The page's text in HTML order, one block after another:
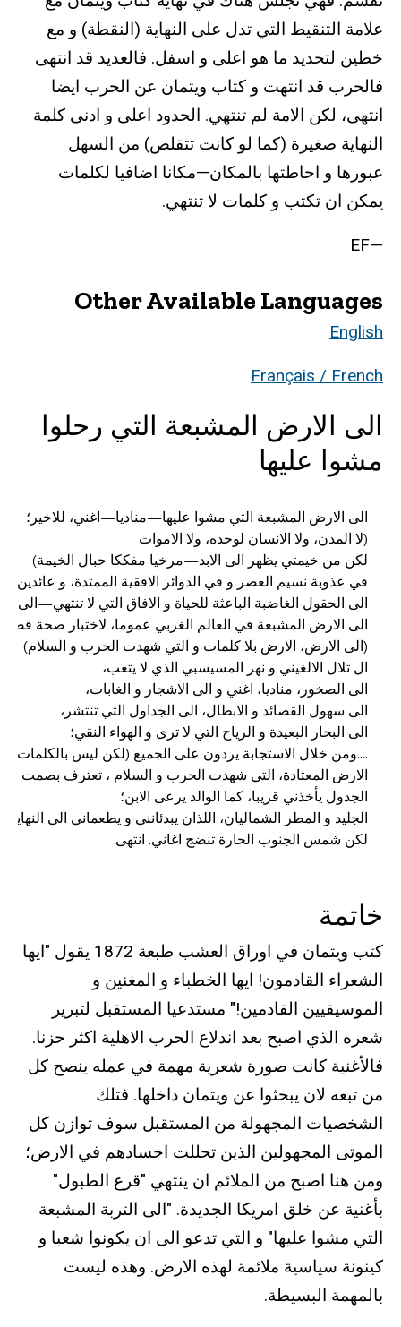
علامة التنقيط التي تدل على النهاية (النقطة) و مع
خطين لتحديد ما هو اعلى و اسفل. فالعديد قد انتهى
فالحرب قد انتهت و كتاب ويتمان عن الحرب ايضا
انتهى، لكن الامة لم تنتهي. الحدود اعلى و ادنى كلمة
النهاية صغيرة (كما لو كانت تتقلص) من السهل
عبورها و احاطتها بالمكان—مكانا اضافيا لكلمات
يمكن ان تكتب و كلمات لا تنتهي.
—EF
Other Available Languages
English
Français / French
الى الارض المشبعة التي رحلوا
مشوا عليها
لكن من خيمتي يظهر الى الابد—مرخيا مفككا حبال الخيمة)
(الى الارض، الارض بلا كلمات و التي شهدت الحرب و السلام)
لكن شمس الجنوب الحارة تنضج اغاني. انتهى
خاتمة
كتب ويتمان في اوراق العشب طبعة 1872 يقول "ايها
الشعراء القادمون! ايها الخطباء و المغنين و
الموسيقيين القادمين!" مستدعيا المستقبل لتبرير
شعره الذي اصبح بعد اندلاع الحرب الاهلية اكثر حزنا.
فالأغنية كانت صورة شعرية مهمة في عمله ينصح كل
من تبعه لان يبحثوا عن ويتمان داخلها. فتلك
الشخصيات المجهولة من المستقبل سوف توازن كل
الموتى المجهولين الذين تحللت اجسادهم في الارض؛
ومن هنا اصبح من الملائم ان ينتهي "قرع الطبول"
بأغنية عن خلق امريكا الجديدة. "الى التربة المشبعة
التي مشوا عليها" و التي تدعو الى ان يكونوا شعبا و
كينونة سياسية ملائمة لهذه الارض. وهذه ليست
بالمهمة البسيطة.